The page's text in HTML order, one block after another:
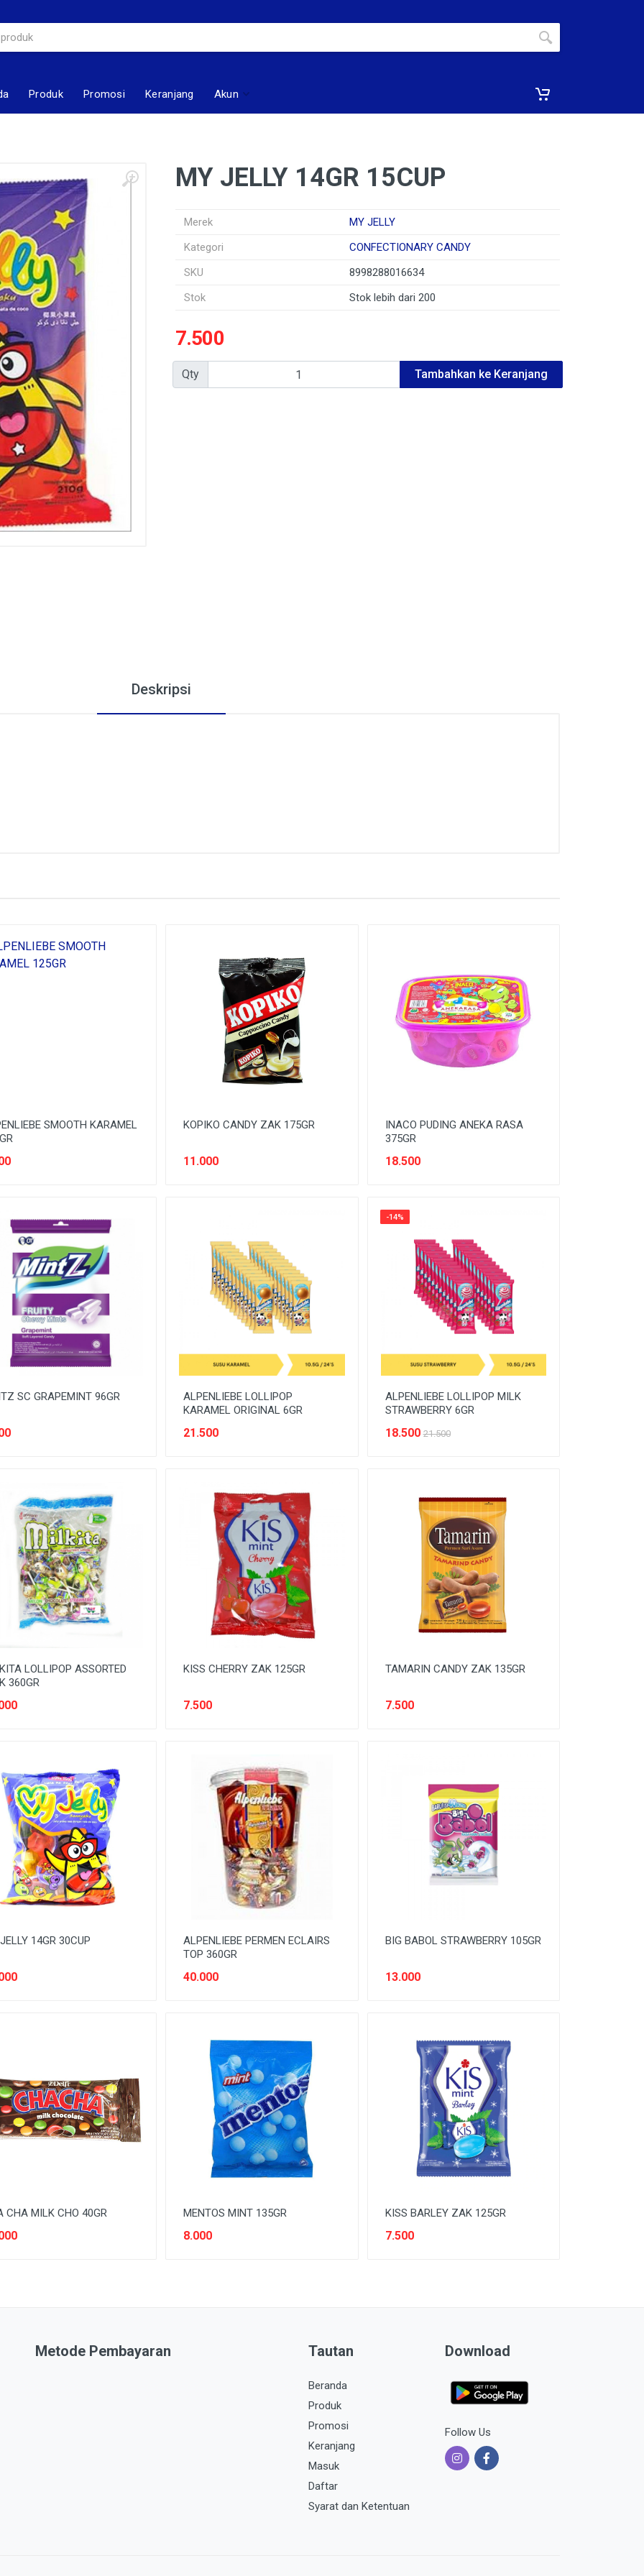
Produk Promosi Keranjang Akun
MY JELLY 14GR 15CUP
Merek
MY JELLY
Kategori
CONFECTIONARY CANDY
SKU
8998288016634
Stok
Stok lebih dari 200
7.500
Qty Tambahkan ke Keranjang
Deskripsi
SMOOTH KARAMEL
KOPIKO CANDY ZAK 175GR
11.000
INACO PUDING ANEKA RASA
375GR
18.500
SC GRAPEMINT 96GR
ALPENLIEBE LOLLIPOP
KARAMEL ORIGINAL 6GR
21.500
-14%
ALPENLIEBE LOLLIPOP MILK
STRAWBERRY 6GR
18.500 21.500
LOLLIPOP ASSORTED
360GR
KISS CHERRY ZAK 125GR
7.500
TAMARIN CANDY ZAK 135GR
7.500
14GR 30CUP
ALPENLIEBE PERMEN ECLAIRS
TOP 360GR
40.000
BIG BABOL STRAWBERRY 105GR
13.000
CHA MILK CHO 40GR MENTOS MINT 135GR
8.000
KISS BARLEY ZAK 125GR
7.500
Metode Pembayaran Tautan
Beranda
Produk
Promosi
Keranjang
Masuk
Daftar
Syarat dan Ketentuan
Download
Follow Us